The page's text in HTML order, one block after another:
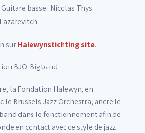
basse : Nicolas Thys
surHalewynstichting site.
BJO-Bigband
la Fondation Halewyn, en
le Brussels Jazz Orchestra, ancre le
dans le fonctionnement afin de
en contact avec ce style de jazz